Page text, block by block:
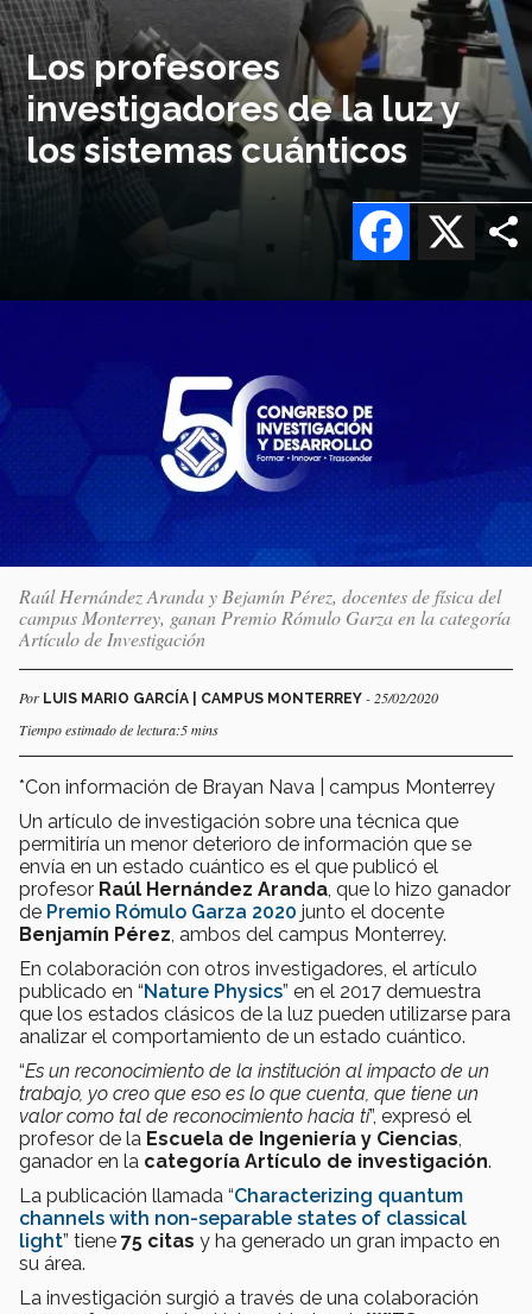
Los profesores
investigadores de la luz y
los sistemas cuánticos
X
Facebook
Imagen
Raúl Hernández Aranda y Bejamín Pérez, docentes de física del
campus Monterrey, ganan Premio Rómulo Garza en la categoría
Artículo de Investigación
Por LUIS MARIO GARCÍA | CAMPUS MONTERREY - 25/02/2020
Tiempo estimado de lectura:5 mins
*Con información de Brayan Nava | campus Monterrey
Un artículo de investigación sobre una técnica que
permitiría un menor deterioro de información que se
envía en un estado cuántico es el que publicó el
profesor Raúl Hernández Aranda , que lo hizo ganador
de Premio Rómulo Garza 2020 junto el docente
Benjamín Pérez , ambos del campus Monterrey.
En colaboración con otros investigadores, el artículo
publicado en “Nature Physics” en el 2017 demuestra
que los estados clásicos de la luz pueden utilizarse para
analizar el comportamiento de un estado cuántico.
“Es un reconocimiento de la institución al impacto de un
trabajo, yo creo que eso es lo que cuenta, que tiene un
valor como tal de reconocimiento hacia ti”, expresó el
profesor de la Escuela de Ingeniería y Ciencias
ganador en la categoría Artículo de investigación.
La publicación llamada “Characterizing quantum
channels with non-separable states of classical
light” tiene 75 citas y ha generado un gran impacto en
su área.
La investigación surgió a través de una colaboración